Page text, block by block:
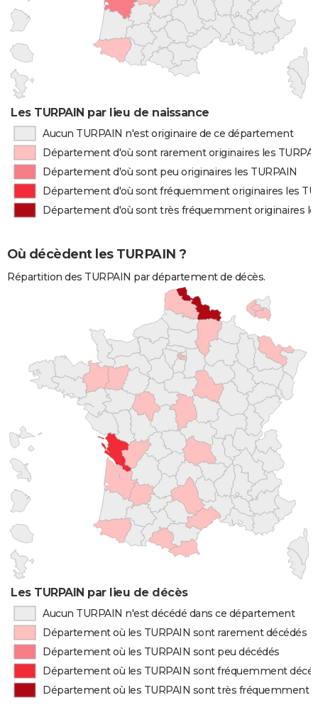
Les TURPAIN par lieu de naissance
Aucun TURPAIN n'est originaire de ce département
Département d'où sont rarement originaires les
Département d'où sont peu originaires les TURPAIN
Département d'où sont fréquemment originaires les
Département d'où sont très fréquemment originaires
Où décèdent les TURPAIN ?
Répartition des TURPAIN par département de décès.
Les TURPAIN par lieu de décès
Aucun TURPAIN n'est décédé dans ce département
Département où les TURPAIN sont rarement décédés
Département où les TURPAIN sont peu décédés
Département où les TURPAIN sont fréquemment
Département où les TURPAIN sont très fréquemment